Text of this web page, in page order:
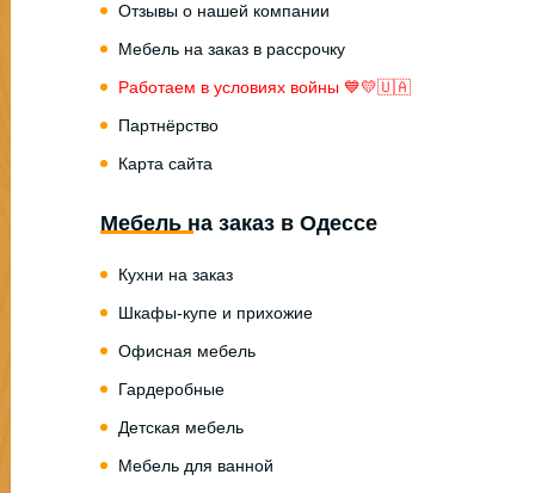
Отзывы о нашей компании
Мебель на заказ в рассрочку
Работаем в условиях войны 💙💛🇺🇦
Партнёрство
Карта сайта
Мебель на заказ в Одессе
Кухни на заказ
Шкафы-купе и прихожие
Офисная мебель
Гардеробные
Детская мебель
Мебель для ванной